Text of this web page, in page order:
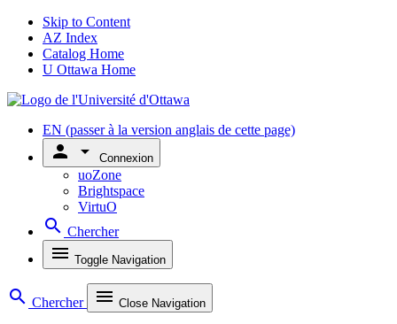
Skip to Content
AZ Index
Catalog Home
U Ottawa Home
EN (passer à la version anglais de cette page)
person arrow_drop_down Connexion
uoZone
Brightspace
VirtuO
search Chercher
menu Toggle Navigation
search Chercher menu Close Navigation